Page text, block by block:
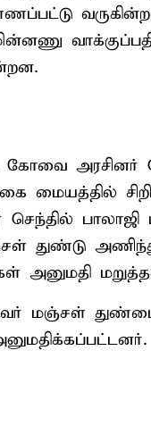
கோவை அரசினர்
மையத்தில்
செந்தில்
துண்டு
அனுமதி
மஞ்சள்